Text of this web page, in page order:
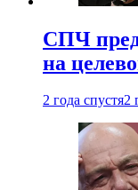
СПЧ
на
2 года спустя2